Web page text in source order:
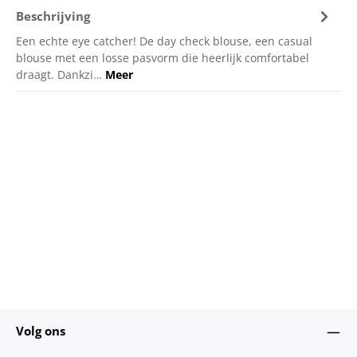
Beschrijving
Een echte eye catcher! De day check blouse, een casual
blouse met een losse pasvorm die heerlijk comfortabel
draagt. Dankzi… Meer
Volg ons